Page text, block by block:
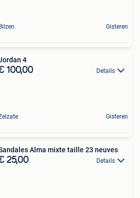
Gisteren
4
100,00 Details
Gisteren
Alma mixte taille 23 neuves
25,00 Details